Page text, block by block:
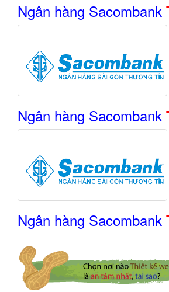
Ngân hàng Sacombank
Ngân hàng Sacombank
Ngân hàng Sacombank